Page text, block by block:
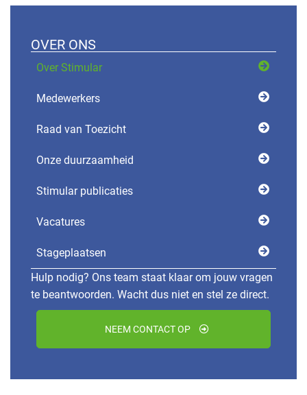
OVER ONS
Over Stimular
Medewerkers
Raad van Toezicht
Onze duurzaamheid
Stimular publicaties
Vacatures
Stageplaatsen
Hulp nodig? Ons team staat klaar om jouw vragen
te beantwoorden. Wacht dus niet en stel ze direct.
NEEM CONTACT OP